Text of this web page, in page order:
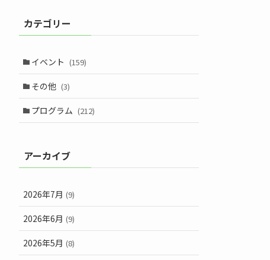
カテゴリー
イベント (159)
その他 (3)
プログラム (212)
アーカイブ
2026年7月 (9)
2026年6月 (9)
2026年5月 (8)